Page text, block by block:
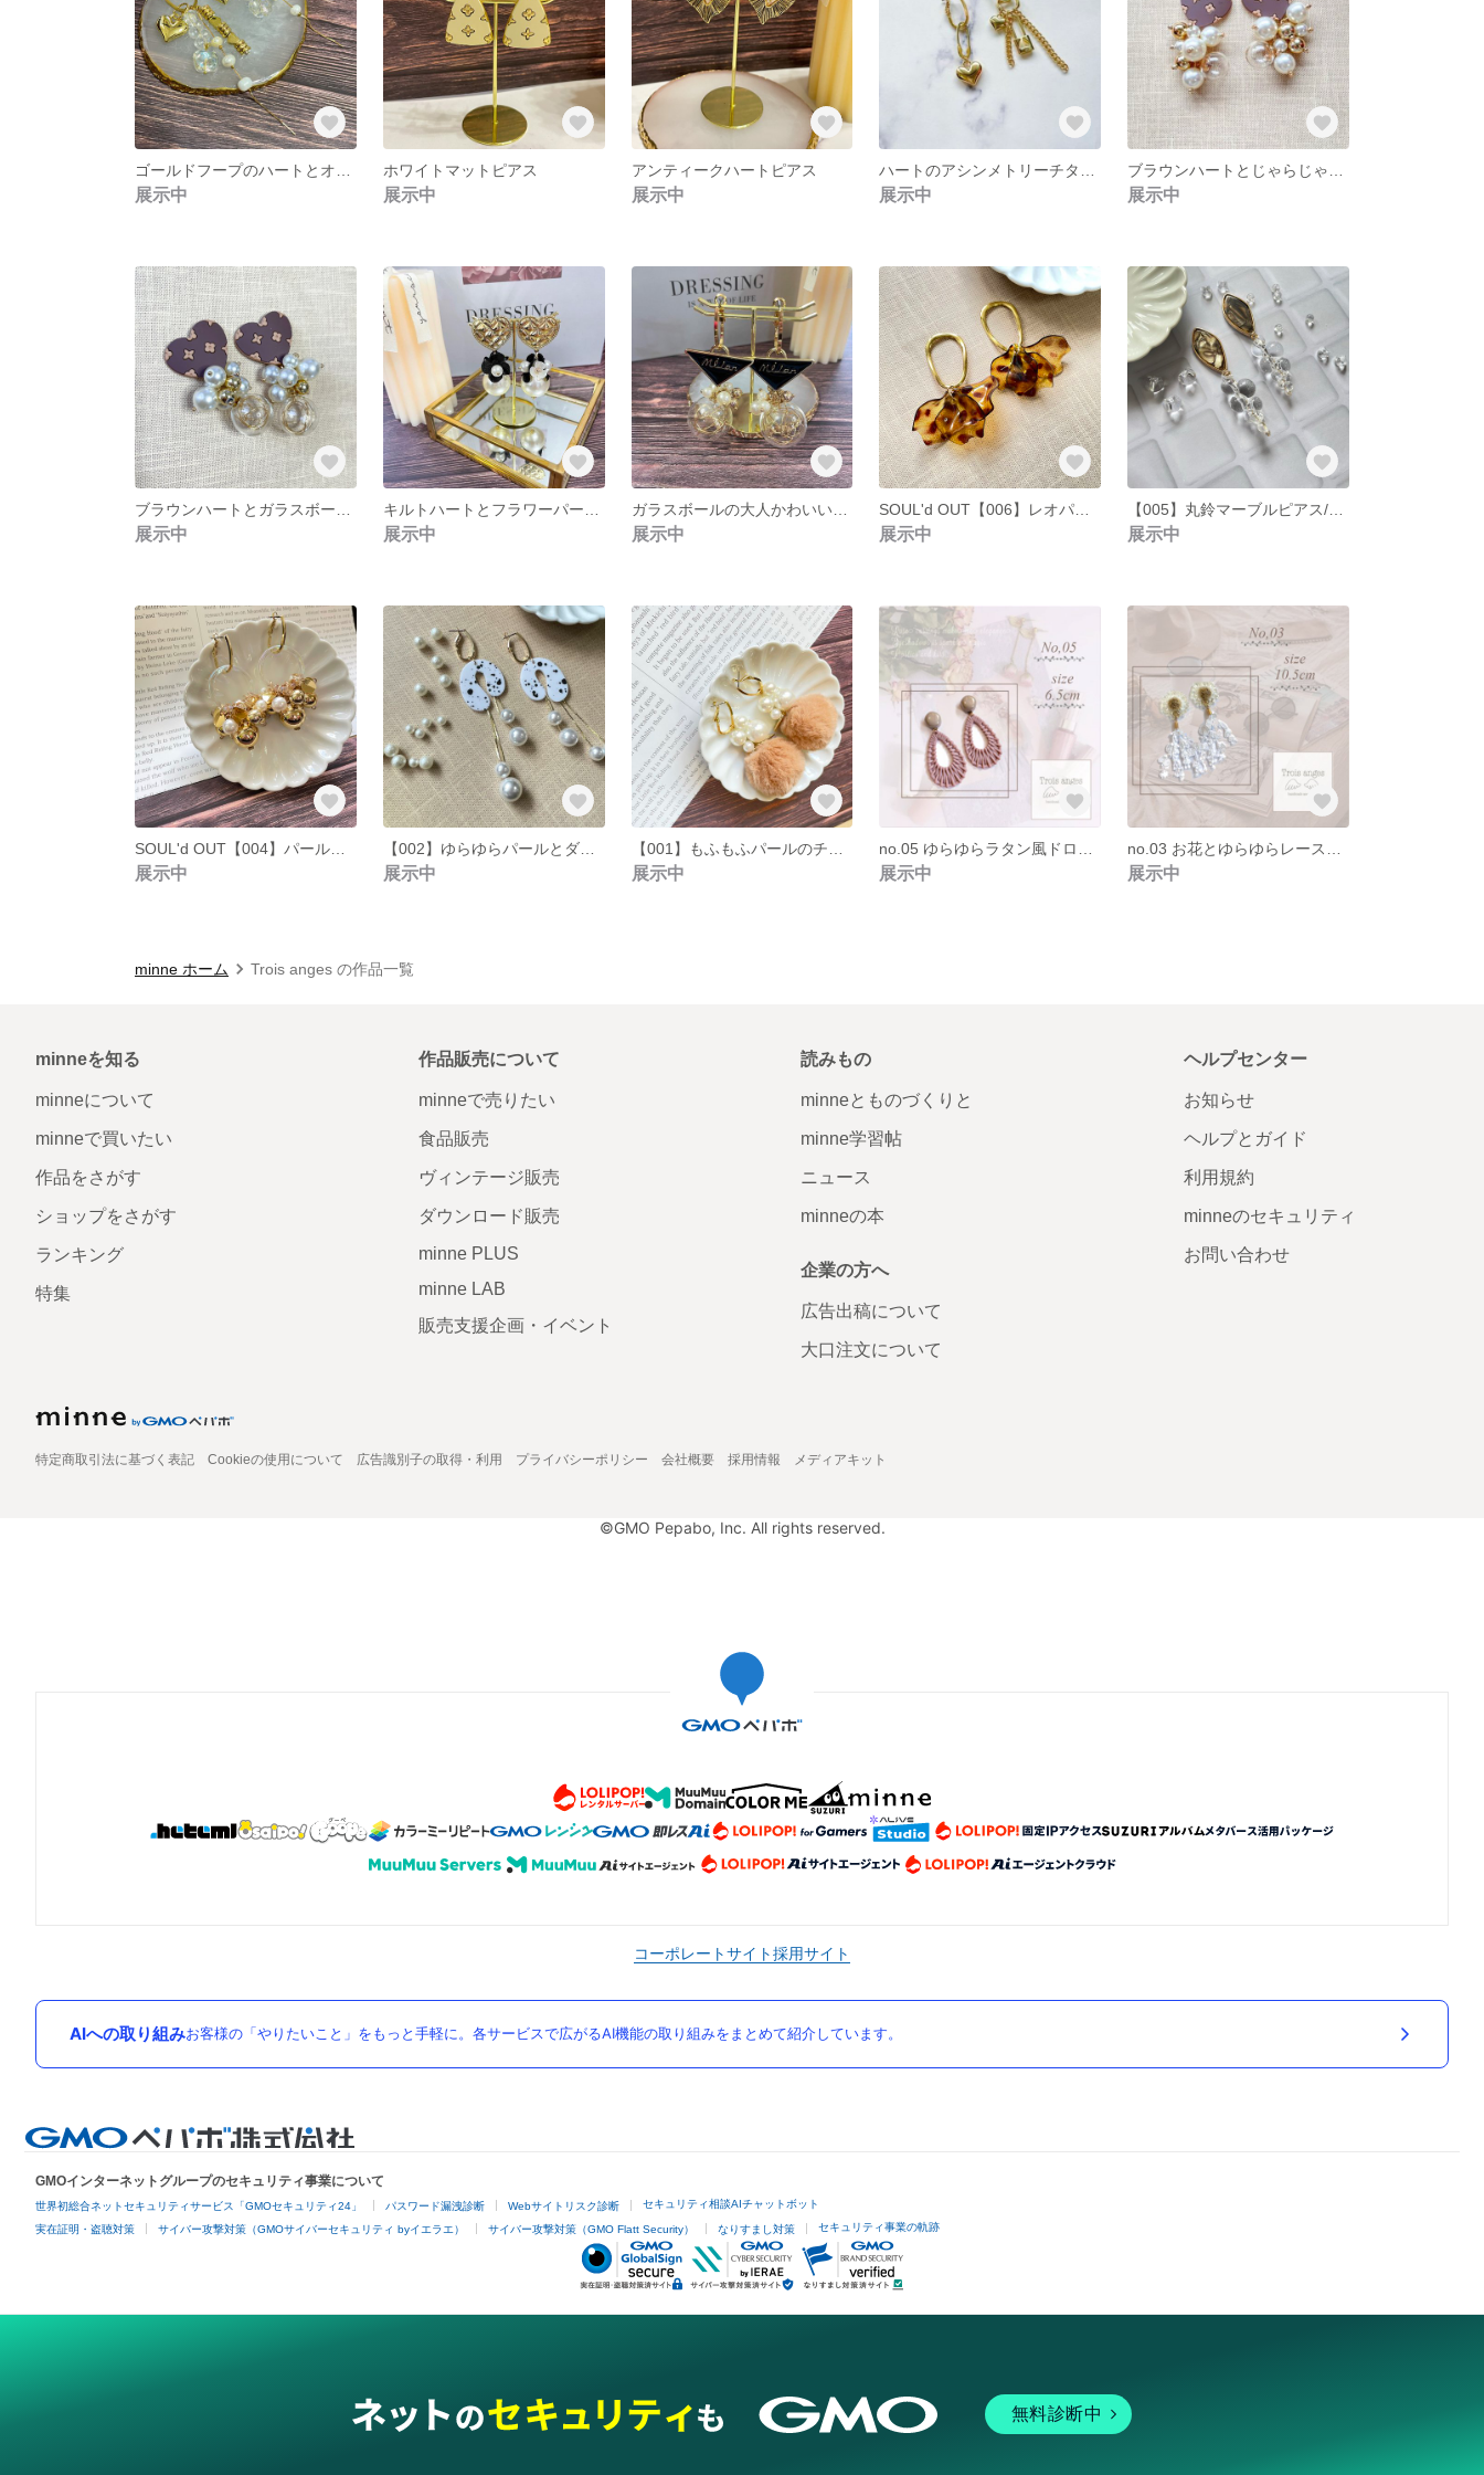
展示中
ホワイトマットピアス
展示中
アンティークハートピアス
展示中 展示中 展示中
展示中 展示中 展示中 展示中 展示中
展示中
【002】ゆらゆらパールとダルメシアン柄のチタンピアス
展示中 展示中 展示中 展示中
minne ホーム Trois anges の作品一覧
minneを知る
minneについて
minneで買いたい
作品をさがす
ショップをさがす
ランキング
特集
作品販売について
minneで売りたい
食品販売
ヴィンテージ販売
ダウンロード販売
minne PLUS
minne LAB
販売支援企画・イベント
読みもの
minneとものづくりと
minne学習帖
ニュース
minneの本
企業の方へ
広告出稿について
大口注文について
ヘルプセンター
お知らせ
ヘルプとガイド
利用規約
minneのセキュリティ
お問い合わせ
特定商取引法に基づく表記 Cookieの使用について 広告識別子の取得・利用 プライバシーポリシー 会社概要 採用情報 メディアキット
©GMO Pepabo, Inc. All rights reserved.
コーポレートサイト採用サイト
AIへの取り組みお客様の「やりたいこと」をもっと手軽に。各サービスで広がるAI機能の取り組みをまとめて紹介しています。
GMOインターネットグループのセキュリティ事業について
世界初総合ネットセキュリティサービス「GMOセキュリティ24」 パスワード漏洩診断 Webサイトリスク診断 セキュリティ相談AIチャットボット
実在証明・盗聴対策 サイバー攻撃対策（GMOサイバーセキュリティ byイエラエ） サイバー攻撃対策（GMO Flatt Security） なりすまし対策 セキュリティ事業の軌跡
無料診断中